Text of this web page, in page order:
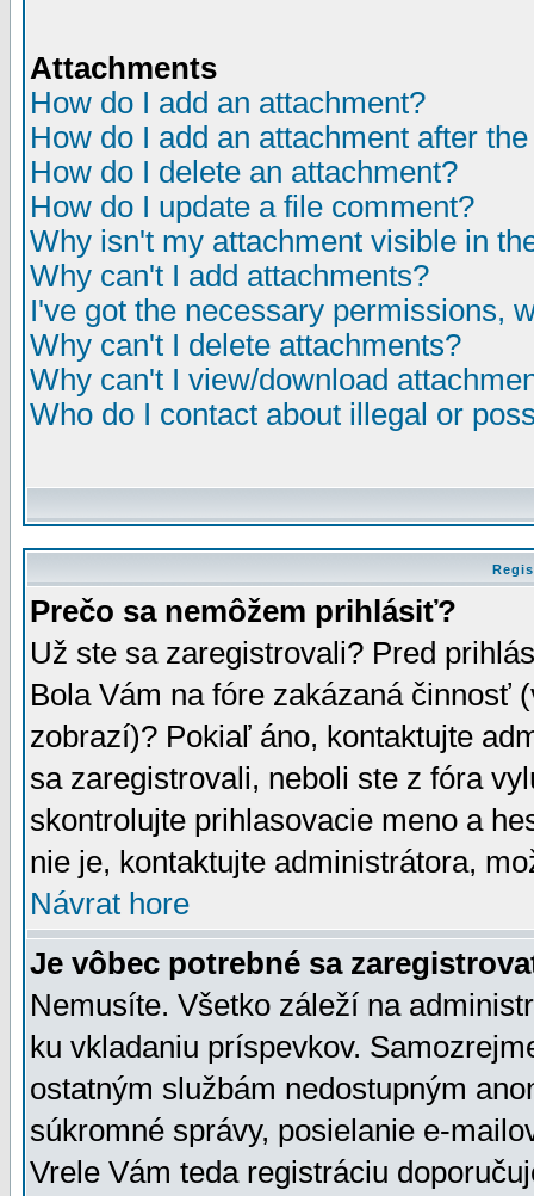
Attachments
How do I add an attachment?
How do I add an attachment after
How do I delete an attachment?
How do I update a file comment?
Why isn't my attachment visible in
Why can't I add attachments?
I've got the necessary permissions,
Why can't I delete attachments?
Why can't I view/download
Who do I contact about illegal or
Prečo sa nemôžem prihlásiť?
Už ste sa zaregistrovali? Pred
Bola Vám na fóre zakázaná činnosť
zobrazí)? Pokiaľ áno, kontaktujte
sa zaregistrovali, neboli ste z fóra
skontrolujte prihlasovacie meno a
nie je, kontaktujte administrátora,
Návrat hore
Je vôbec potrebné sa
Nemusíte. Všetko záleží na
ku vkladaniu príspevkov.
ostatným službám nedostupným
súkromné správy, posielanie e-
Vrele Vám teda registráciu